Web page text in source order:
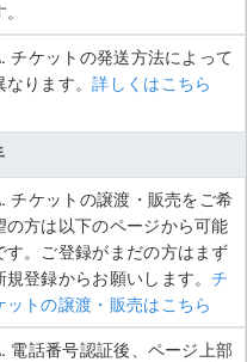
チケットの発送方法によって
なります。詳しくはこちら
チケットの譲渡・販売をご希
の方は以下のページから可能
す。ご登録がまだの方はまず
規登録からお願いします。チ
ットの譲渡・販売はこちら
電話番号認証後、ページ上部